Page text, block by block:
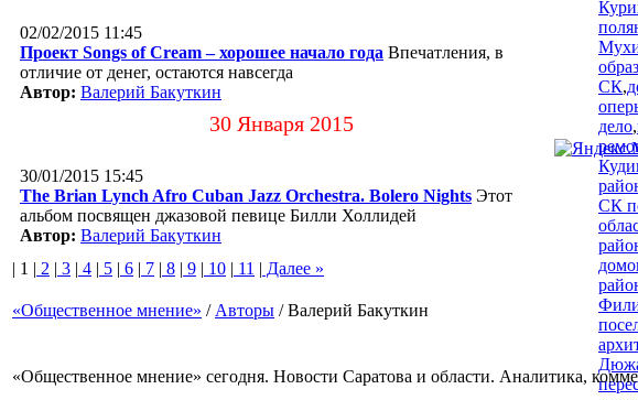
02/02/2015 11:45
Проект Songs of Cream – хорошее начало года Впечатления, в
отличие от денег, остаются навсегда
Автор: Валерий Бакуткин
30 Января 2015
30/01/2015 15:45
The Brian Lynch Afro Cuban Jazz Orchestra. Bolero Nights Этот
альбом посвящен джазовой певице Билли Холлидей
Автор: Валерий Бакуткин
| 1 | 2 | 3 | 4 | 5 | 6 | 7 | 8 | 9 | 10 | 11 | Далее »
«Общественное мнение» / Авторы /Валерий Бакуткин
СК,
дело,
СК
«Общественное мнение» сегодня. Новости Саратова и области. Аналитика,